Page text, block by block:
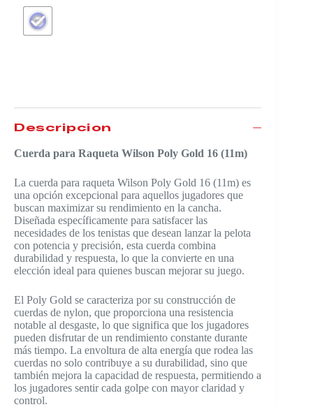
Descripción
Cuerda para Raqueta Wilson Poly Gold 16 (11m)
La cuerda para raqueta Wilson Poly Gold 16 (11m) es
una opción excepcional para aquellos jugadores que
buscan maximizar su rendimiento en la cancha.
Diseñada específicamente para satisfacer las
necesidades de los tenistas que desean lanzar la pelota
con potencia y precisión, esta cuerda combina
durabilidad y respuesta, lo que la convierte en una
elección ideal para quienes buscan mejorar su juego.
El Poly Gold se caracteriza por su construcción de
cuerdas de nylon, que proporciona una resistencia
notable al desgaste, lo que significa que los jugadores
pueden disfrutar de un rendimiento constante durante
más tiempo. La envoltura de alta energía que rodea las
cuerdas no solo contribuye a su durabilidad, sino que
también mejora la capacidad de respuesta, permitiendo a
los jugadores sentir cada golpe con mayor claridad y
control.